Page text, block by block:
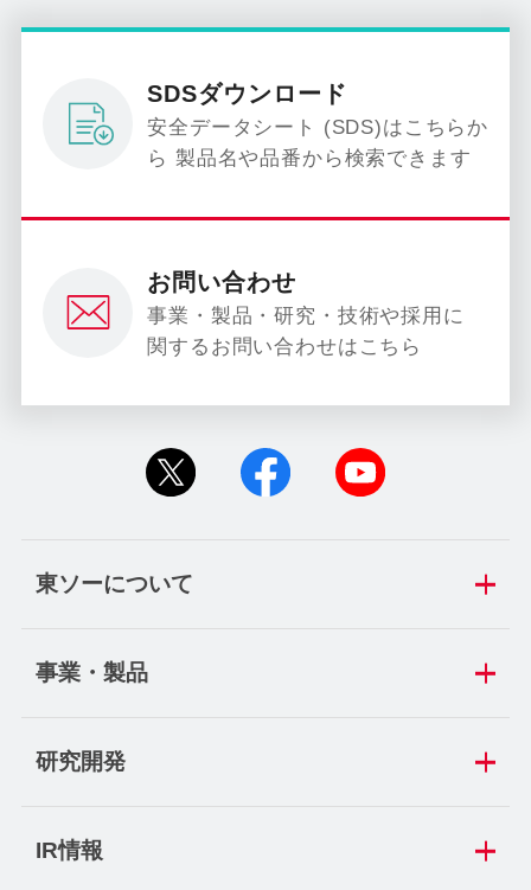
SDSダウンロード
安全データシート (SDS)はこちらか
ら 製品名や品番から検索できます
お問い合わせ
事業・製品・研究・技術や採用に
関するお問い合わせはこちら
東ソーについて
事業・製品
研究開発
IR情報